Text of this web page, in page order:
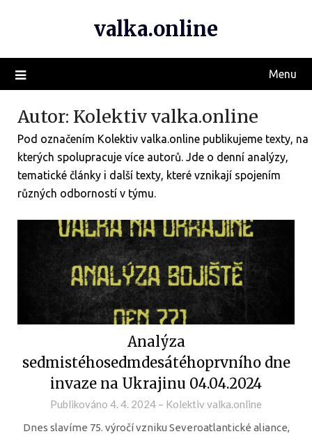
valka.online
Menu
Autor: Kolektiv valka.online
Pod označením Kolektiv valka.online publikujeme texty, na
kterých spolupracuje více autorů. Jde o denní analýzy,
tematické články i další texty, které vznikají spojením
různých odborností v týmu.
Analýza
sedmistéhosedmdesátéhoprvního dne
invaze na Ukrajinu 04.04.2024
Publikováno 4. 4. 2024 – Kolektiv valka.online
Dnes slavíme 75. výročí vzniku Severoatlantické aliance,